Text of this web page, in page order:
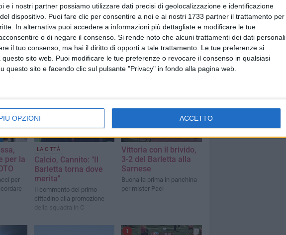
e i nostri partner possiamo utilizzare dati precisi di geolocalizzazione e identificazione
dispositivo. Puoi fare clic per consentire a noi e ai nostri 1733 partner il trattamento per
In alternativa puoi accedere a informazioni più dettagliate e modificare le tue
o di negare il consenso. Si rende noto che alcuni trattamenti dei dati personali
il tuo consenso, ma hai il diritto di opporti a tale trattamento. Le tue preferenze si
sito web. Puoi modificare le tue preferenze o revocare il consenso in qualsiasi
questo sito e facendo clic sul pulsante "Privacy" in fondo alla pagina web.
OPZIONI ACCETTO
per la
per
LA CITTÀ
Calcio, Cannito: "Il
Barletta torna dove
merita"
Il commento del primo
cittadino alla promozione
della squadra in C
Vittoria con il brivido,
3-2 del Barletta alla
Sarnese
Buona la prima in panchina
per mister Paci
1